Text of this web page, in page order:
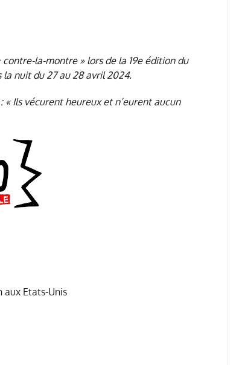
la-montre » lors de la 19e édition du
la nuit du 27 au 28 avril 2024.
« Ils vécurent heureux et n’eurent aucun
Etats-Unis